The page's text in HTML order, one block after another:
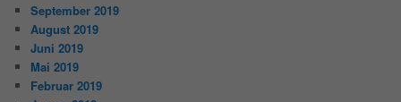
September 2019
August 2019
Juni 2019
Mai 2019
Februar 2019